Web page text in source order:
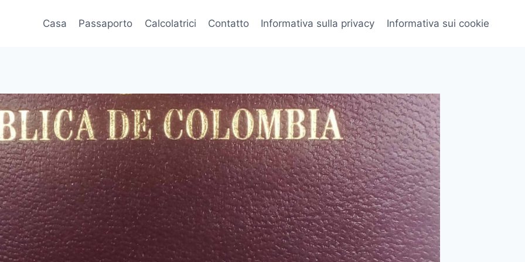
Casa Passaporto Calcolatrici Contatto Informativa sulla privacy Informativa sui cookie